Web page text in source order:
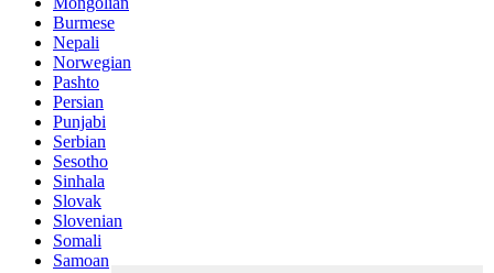
Burmese
Nepali
Norwegian
Pashto
Persian
Punjabi
Serbian
Sesotho
Sinhala
Slovak
Slovenian
Somali
Samoan